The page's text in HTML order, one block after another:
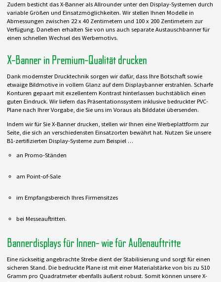
Zudem besticht das X-Banner als Allrounder unter den Display-Systemen durch
variable Größen und Einsatzmöglichkeiten. Wir stellen Ihnen Modelle in
Abmessungen zwischen 22 x 40 Zentimetern und 100 x 200 Zentimetern zur
Verfügung. Daneben erhalten Sie von uns auch separate Austauschbanner für
einen schnellen Wechsel des Werbemotivs.
X-Banner in Premium-Qualität drucken
Dank modernster Drucktechnik sorgen wir dafür, dass Ihre Botschaft sowie
etwaige Bildmotive in vollem Glanz auf dem Displaybanner erstrahlen. Scharfe
Konturen gepaart mit exzellentem Kontrast hinterlassen buchstäblich einen
guten Eindruck. Wir liefern das Präsentationssystem inklusive bedruckter PVC-
Plane nach Ihrer Vorgabe, die Sie uns im Voraus als Bilddatei übersenden.
Indem wir für Sie X-Banner drucken, stellen wir Ihnen eine Werbeplattform zur
Seite, die sich an verschiedensten Einsatzorten bewährt hat. Nutzen Sie unsere
B1-zertifizierten Display-Systeme zum Beispiel …
an Promo-Ständen
am Point-of-Sale
im Empfangsbereich Ihres Firmensitzes
bei Messeauftritten.
Bannerdisplays für Innen- wie für Außenauftritte
Eine rückseitig angebrachte Strebe dient der Stabilisierung und sorgt für einen
sicheren Stand. Die bedruckte Plane ist mit einer Materialstärke von bis zu 510
Gramm pro Quadratmeter ebenfalls äußerst robust. Somit können unsere X-